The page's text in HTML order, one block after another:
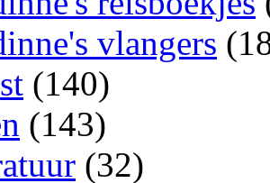
vlangers
(140)
(143)
(32)